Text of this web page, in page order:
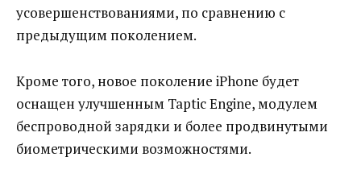
усовершенствованиями, по сравнению с
предыдущим поколением.
Кроме того, новое поколение iPhone будет
оснащен улучшенным Taptic Engine, модулем
беспроводной зарядки и более продвинутыми
биометрическими возможностями.